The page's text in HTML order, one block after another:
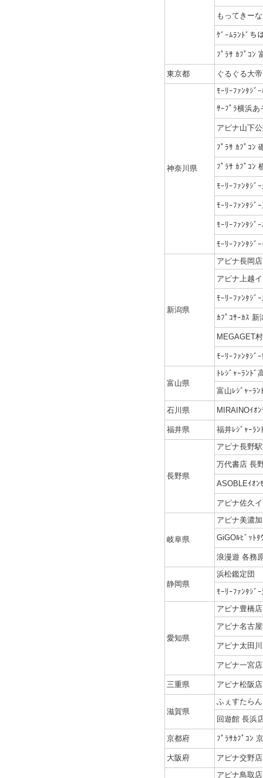
もってきー
ｹﾞｰﾑﾗﾝﾄﾞち
ﾌﾟﾗｻ ｶﾌﾟｺﾝ
東京都 ぐるぐる大
神奈川県
ﾓｰﾘｰﾌｧﾝﾀｼﾞ
ｻｰﾌﾟﾗ横浜あ
アピナ山下
ﾌﾟﾗｻ ｶﾌﾟｺﾝ
ﾌﾟﾗｻ ｶﾌﾟｺﾝ
ﾓｰﾘｰﾌｧﾝﾀｼﾞ
ﾓｰﾘｰﾌｧﾝﾀｼﾞ
ﾓｰﾘｰﾌｧﾝﾀｼﾞ
ﾓｰﾘｰﾌｧﾝﾀｼﾞ
新潟県
アピナ長岡店
アピナ上越
ﾓｰﾘｰﾌｧﾝﾀｼﾞ
ｶﾌﾟｺｻｰｶｽ 新
MEGAGET
ﾓｰﾘｰﾌｧﾝﾀｼﾞ
富山県
ﾄﾚｼﾞｬｰﾗﾝﾄﾞ
富山ﾚｼﾞｬｰﾗﾝ
石川県 MIRAINOｲｵ
福井県 福井ﾚｼﾞｬｰﾗ
長野県
アピナ長野
万代書店 長
ASOBLEｲｵﾝ
アピナ佐久
岐阜県
アピナ美濃
GiGOﾙﾋﾞｯﾄﾀ
浪漫遊 各務
静岡県
浜松鑑定団
ﾓｰﾘｰﾌｧﾝﾀｼﾞ
愛知県
アピナ豊橋店
アピナ名古
アピナ太田
アピナ一宮店
三重県 アピナ松阪店
滋賀県
ふぇすたら
回遊館 長浜
京都府 ﾌﾟﾗｻｶﾌﾟｺﾝ
大阪府
アピナ交野店
アピナ鳥取店